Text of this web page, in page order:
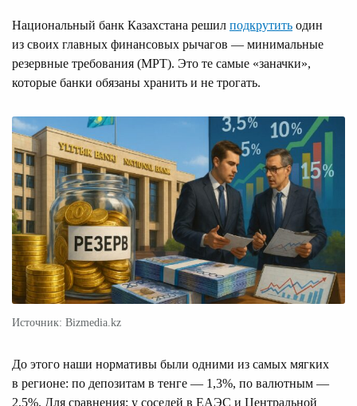
Национальный банк Казахстана решил подкрутить один
из своих главных финансовых рычагов — минимальные
резервные требования (МРТ). Это те самые «заначки»,
которые банки обязаны хранить и не трогать.
Источник: Bizmedia.kz
До этого наши нормативы были одними из самых мягких
в регионе: по депозитам в тенге — 1,3%, по валютным —
2,5%. Для сравнения: у соседей в ЕАЭС и Центральной